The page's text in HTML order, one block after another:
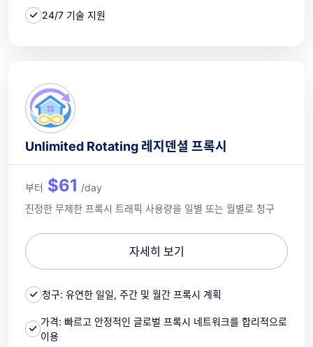
24/7 기술 지원
Unlimited Rotating 레지덴셜 프록시
부터 $61 /day
진정한 무제한 프록시 트래픽 사용량을 일별 또는 월별로 청구
자세히 보기
청구: 유연한 일일, 주간 및 월간 프록시 계획
가격: 빠르고 안정적인 글로벌 프록시 네트워크를 합리적으로
이용